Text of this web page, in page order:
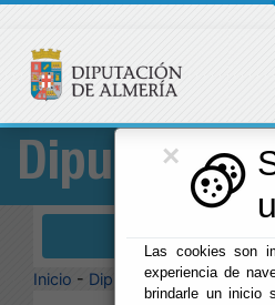
×
Las cookies son
experiencia de
brindarle un inicio
Diputación
Inicio - Diputación -